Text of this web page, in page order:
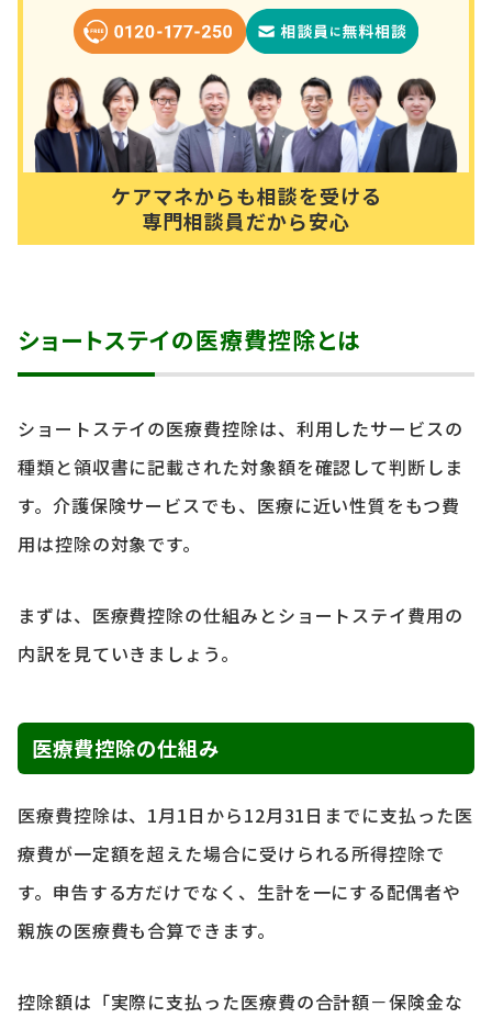
ケアマネからも相談を受ける
専門相談員だから安心
ショートステイの医療費控除とは
ショートステイの医療費控除は、利用したサービスの
種類と領収書に記載された対象額を確認して判断しま
す。介護保険サービスでも、医療に近い性質をもつ費
用は控除の対象です。
まずは、医療費控除の仕組みとショートステイ費用の
内訳を見ていきましょう。
医療費控除の仕組み
医療費控除は、1月1日から12月31日までに支払った医
療費が一定額を超えた場合に受けられる所得控除で
す。申告する方だけでなく、生計を一にする配偶者や
親族の医療費も合算できます。
控除額は「実際に支払った医療費の合計額－保険金な